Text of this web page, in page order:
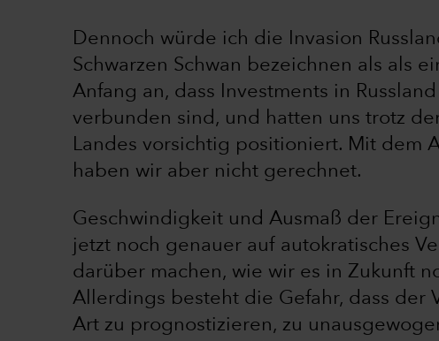
Dennoch würde ich die Invasion
Schwarzen Schwan bezeichnen als als
Anfang an, dass Investments in
verbunden sind, und hatten uns trotz
Landes vorsichtig positioniert. Mit dem
haben wir aber nicht gerechnet.
Geschwindigkeit und Ausmaß der
jetzt noch genauer auf autokratisches
darüber machen, wie wir es in Zukunft
Allerdings besteht die Gefahr, dass der
Art zu prognostizieren, zu